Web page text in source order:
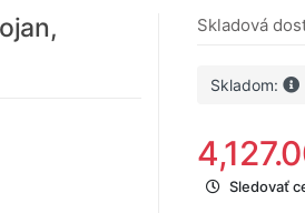
Skladová
Skladom:
Sledovať